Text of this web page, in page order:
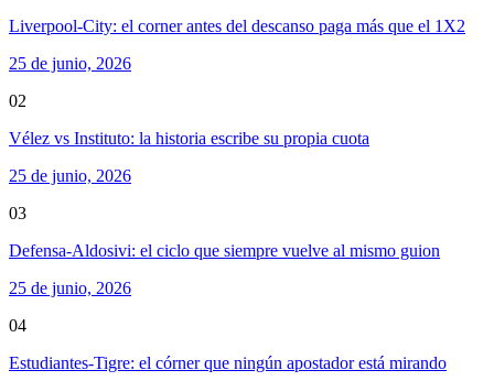
Liverpool-City: el corner antes del descanso paga más que el 1X2
25 de junio, 2026
02
Vélez vs Instituto: la historia escribe su propia cuota
25 de junio, 2026
03
Defensa-Aldosivi: el ciclo que siempre vuelve al mismo guion
25 de junio, 2026
04
Estudiantes-Tigre: el córner que ningún apostador está mirando